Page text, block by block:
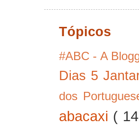
Tópicos
#ABC - A
Dias 5
dos
abacaxi (